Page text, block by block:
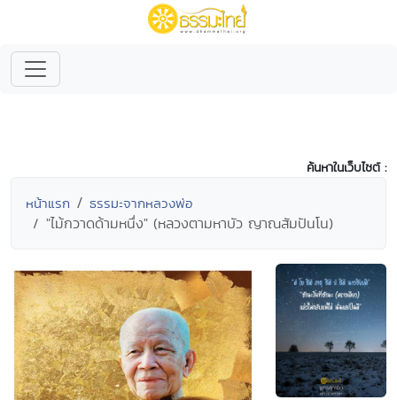
ค้นหาในเว็บไซต์ :
หน้าแรก ธรรมะจากหลวงพ่อ
"ไม้กวาดด้ามหนึ่ง" (หลวงตามหาบัว ญาณสัมปันโน)